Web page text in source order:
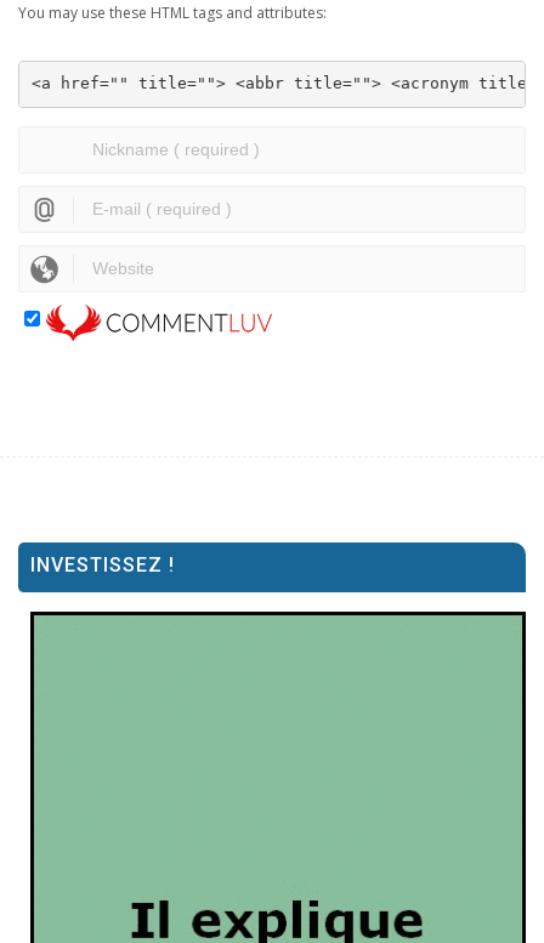
You may use these HTML tags and attributes:
<a href="" title=""> <abbr title=""> <acronym
INVESTISSEZ !